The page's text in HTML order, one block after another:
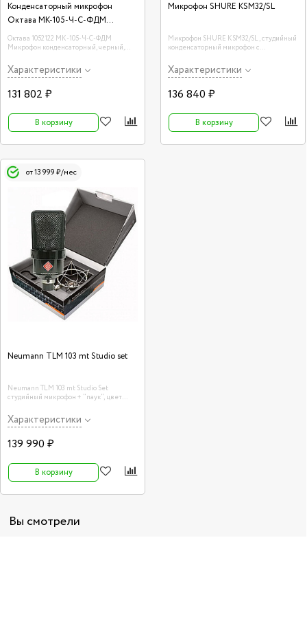
Конденсаторный микрофон
Октава МК-105-Ч-С-ФДМ
(стереопара)
Октава 1052122 МК-105-Ч-С-ФДМ
Микрофон конденсаторный, черный,
Характеристики
131 802 ₽
В корзину
Микрофон SHURE KSM32/SL
Микрофон SHURE KSM32/SL, студийный
конденсаторный микрофон с
креплением Производство: США
Характеристики
136 840 ₽
В корзину
от 13 999 ₽/мес
Neumann TLM 103 mt Studio set
Neumann TLM 103 mt Studio Set
студийный микрофон + "паук", цвет
Характеристики
139 990 ₽
В корзину
Вы смотрели